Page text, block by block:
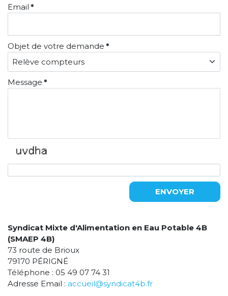
Email *
Objet de votre demande *
Message *
ENVOYER
Syndicat Mixte d'Alimentation en Eau Potable 4B
(SMAEP 4B)
73 route de Brioux
79170 PÉRIGNÉ
Téléphone : 05 49 07 74 31
Adresse Email : accueil@syndicat4b.fr